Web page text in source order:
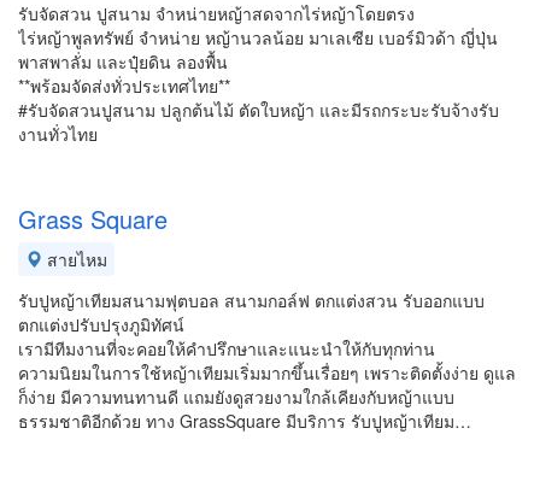
รับจัดสวน ปูสนาม จำหน่ายหญ้าสดจากไร่หญ้าโดยตรง
ไร่หญ้าพูลทรัพย์ จำหน่าย หญ้านวลน้อย มาเลเซีย เบอร์มิวด้า ญี่ปุ่น
พาสพาลั่ม และปุ๋ยดิน ลองพื้น
**พร้อมจัดส่งทั่วประเทศไทย**
#รับจัดสวนปูสนาม ปลูกต้นไม้ ตัดใบหญ้า และมีรถกระบะรับจ้างรับ
งานทั่วไทย
Grass Square
สายไหม
รับปูหญ้าเทียมสนามฟุตบอล สนามกอล์ฟ ตกแต่งสวน รับออกแบบ
ตกแต่งปรับปรุงภูมิทัศน์
เรามีทีมงานที่จะคอยให้คำปรึกษาและแนะนำให้กับทุกท่าน
ความนิยมในการใช้หญ้าเทียมเริ่มมากขึ้นเรื่อยๆ เพราะติดตั้งง่าย ดูแล
ก็ง่าย มีความทนทานดี แถมยังดูสวยงามใกล้เคียงกับหญ้าแบบ
ธรรมชาติอีกด้วย ทาง GrassSquare มีบริการ รับปูหญ้าเทียม…